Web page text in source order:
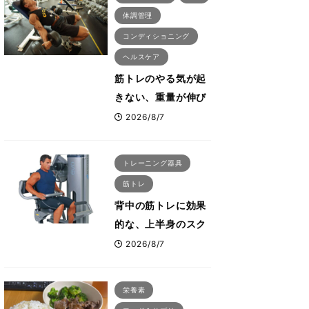
体調管理
コンディショニング
ヘルスケア
筋トレのやる気が起
きない、重量が伸び
ない ボディビル世
える食事・睡眠・呼
吸の整え方
2026/8/7
トレーニング器具
筋トレ
背中の筋トレに効果
的な、上半身のスク
ワットとも言われた
ス・プルオーバーマ
シン”とは？
2026/8/7
栄養素